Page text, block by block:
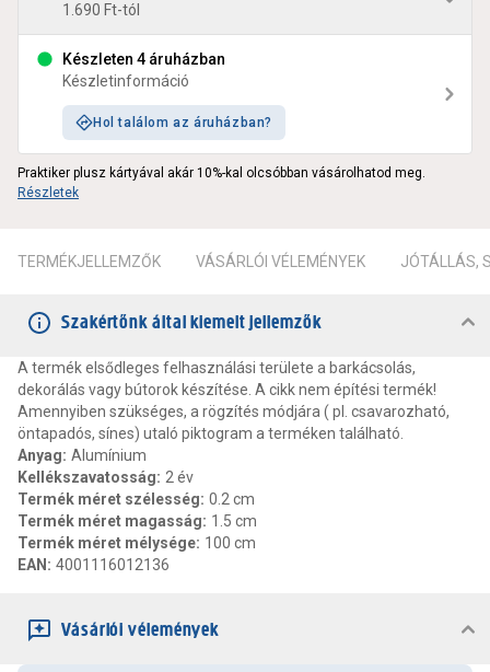
1.690 Ft-tól
Készleten 4 áruházban
Készletinformáció
Hol találom az áruházban?
Praktiker plusz kártyával akár 10%-kal olcsóbban vásárolhatod meg.
Részletek
TERMÉKJELLEMZŐK VÁSÁRLÓI VÉLEMÉNYEK JÓTÁLLÁS,
Szakértőnk által kiemelt jellemzők
A termék elsődleges felhasználási területe a barkácsolás,
dekorálás vagy bútorok készítése. A cikk nem építési termék!
Amennyiben szükséges, a rögzítés módjára ( pl. csavarozható,
öntapadós, sínes) utaló piktogram a terméken található.
Anyag: Alumínium
Kellékszavatosság: 2 év
Termék méret szélesség: 0.2 cm
Termék méret magasság: 1.5 cm
Termék méret mélysége: 100 cm
EAN : 4001116012136
Vásárlói vélemények